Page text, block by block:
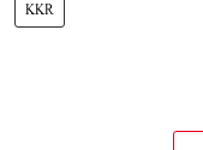
KKR